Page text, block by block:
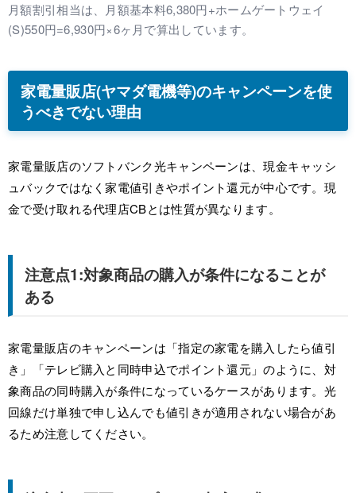
月額割引相当は、月額基本料6,380円+ホームゲートウェイ
(S)550円=6,930円×6ヶ月で算出しています。
家電量販店(ヤマダ電機等)のキャンペーンを使
うべきでない理由
家電量販店のソフトバンク光キャンペーンは、現金キャッシ
ュバックではなく家電値引きやポイント還元が中心です。現
金で受け取れる代理店CBとは性質が異なります。
注意点1:対象商品の購入が条件になることが
ある
家電量販店のキャンペーンは「指定の家電を購入したら値引
き」「テレビ購入と同時申込でポイント還元」のように、対
象商品の同時購入が条件になっているケースがあります。光
回線だけ単独で申し込んでも値引きが適用されない場合があ
るため注意してください。